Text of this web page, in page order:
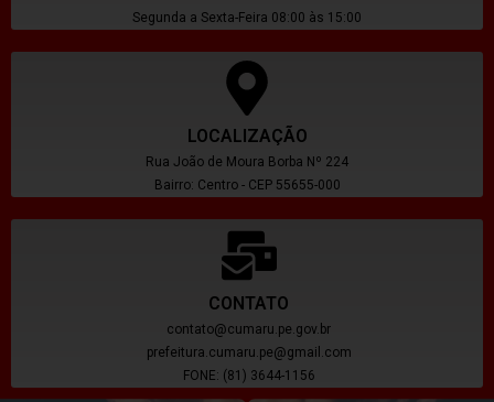
Segunda a Sexta-Feira 08:00 às 15:00
LOCALIZAÇÃO
Rua João de Moura Borba Nº 224
Bairro: Centro - CEP 55655-000
CONTATO
contato@cumaru.pe.gov.br
prefeitura.cumaru.pe@gmail.com
FONE: (81) 3644-1156